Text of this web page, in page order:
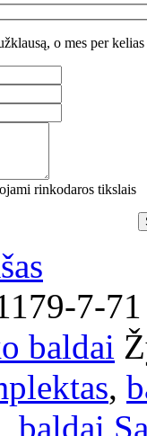
o mes per
rinkodaros tikslais
7-71
baldai
,
baldai